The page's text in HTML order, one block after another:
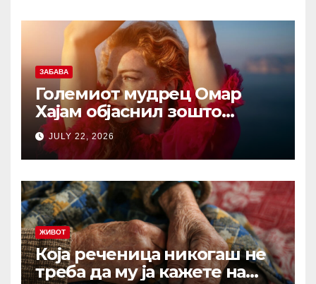
испаднел од авион!
ЗАБАВА
Големиот мудрец Омар
Хајам објаснил зошто
никогаш не треба да се
жалиме на животот: И по
1.000 години ова сè уште е
еден од најдобрите совети
JULY 22, 2026
ЖИВОТ
Која реченица никогаш не
треба да му ја кажете на